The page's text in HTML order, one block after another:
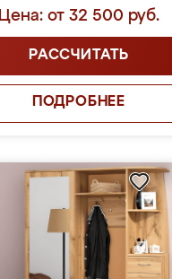
Цена: от 32 500 руб.
РАССЧИТАТЬ
ПОДРОБНЕЕ